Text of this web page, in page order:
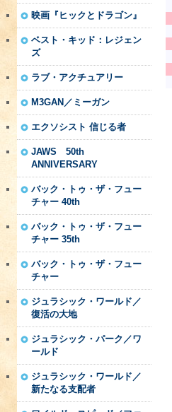
映画『ヒックとドラゴン』
ベスト・キッド：レジェン
ズ
ラブ・アクチュアリー
M3GAN／ミーガン
エクソシスト 信じる者
JAWS 50th
ANNIVERSARY
バック・トゥ・ザ・フュー
チャー 40th
バック・トゥ・ザ・フュー
チャー 35th
バック・トゥ・ザ・フュー
チャー
ジュラシック・ワールド／
復活の大地
ジュラシック・パーク／ワ
ールド
ジュラシック・ワールド／
新たなる支配者